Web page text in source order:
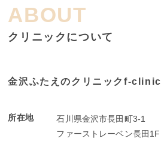
クリニックについて
金沢ふたえのクリニックf-clinic
所在地
石川県金沢市長田町3-1
ファーストレーベン長田1F